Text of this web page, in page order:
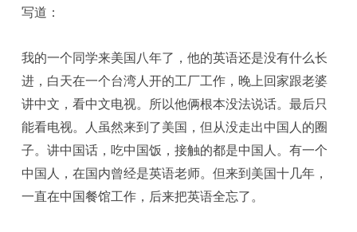
写道：
我的一个同学来美国八年了，他的英语还是没有什么长
进，白天在一个台湾人开的工厂工作，晚上回家跟老婆
讲中文，看中文电视。所以他俩根本没法说话。最后只
能看电视。人虽然来到了美国，但从没走出中国人的圈
子。讲中国话，吃中国饭，接触的都是中国人。有一个
中国人，在国内曾经是英语老师。但来到美国十几年，
一直在中国餐馆工作，后来把英语全忘了。